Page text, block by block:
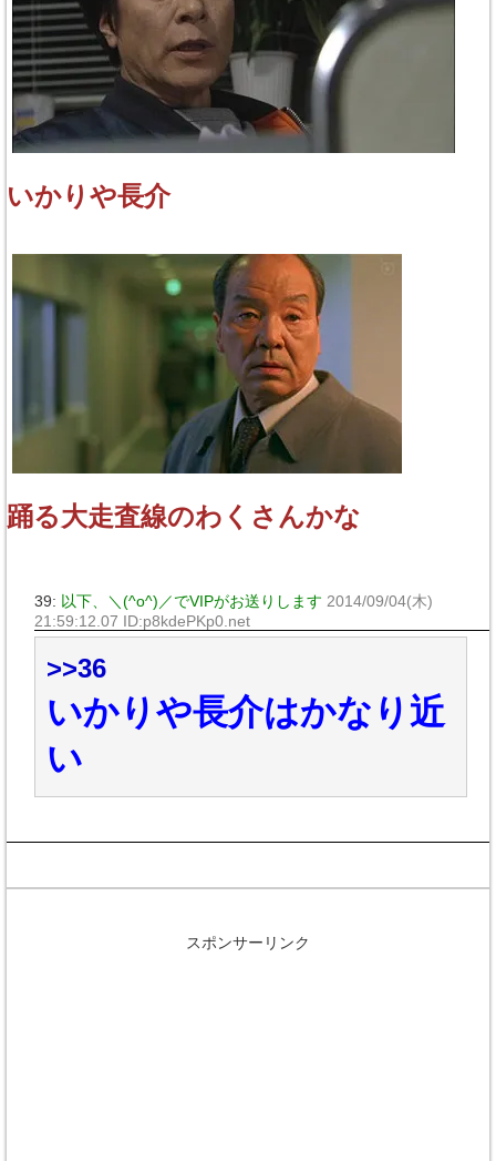
いかりや長介
踊る大走査線のわくさんかな
39: 以下、＼(^o^)／でVIPがお送りします 2014/09/04(木)
21:59:12.07 ID:p8kdePKp0.net
>>36
いかりや長介はかなり近
い
スポンサーリンク